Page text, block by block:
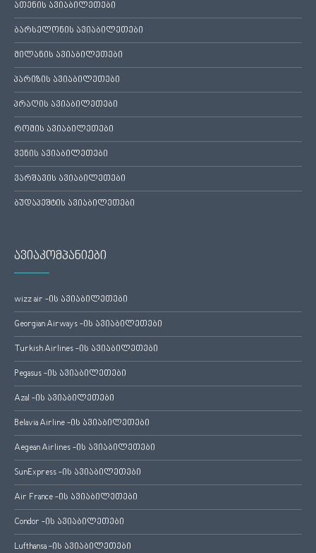
ათენის ავიაბილეთები
ბარსელონის ავიაბილეთები
მილანის ავიაბილეთები
პარიზის ავიაბილეთები
პრაღის ავიაბილეთები
რომის ავიაბილეთები
ვენის ავიაბილეთები
ვარშავის ავიაბილეთები
ბუდაპეშტის ავიაბილეთები
ავიაკომპანიები
wizz air -ის ავიაბილეთები
Georgian Airways -ის ავიაბილეთები
Turkish Airlines -ის ავიაბილეთები
Pegasus -ის ავიაბილეთები
Azal -ის ავიაბილეთები
Belavia Airline -ის ავიაბილეთები
Aegean Airlines -ის ავიაბილეთები
SunExpress -ის ავიაბილეთები
Air France -ის ავიაბილეთები
Condor -ის ავიაბილეთები
Lufthansa -ის ავიაბილეთები